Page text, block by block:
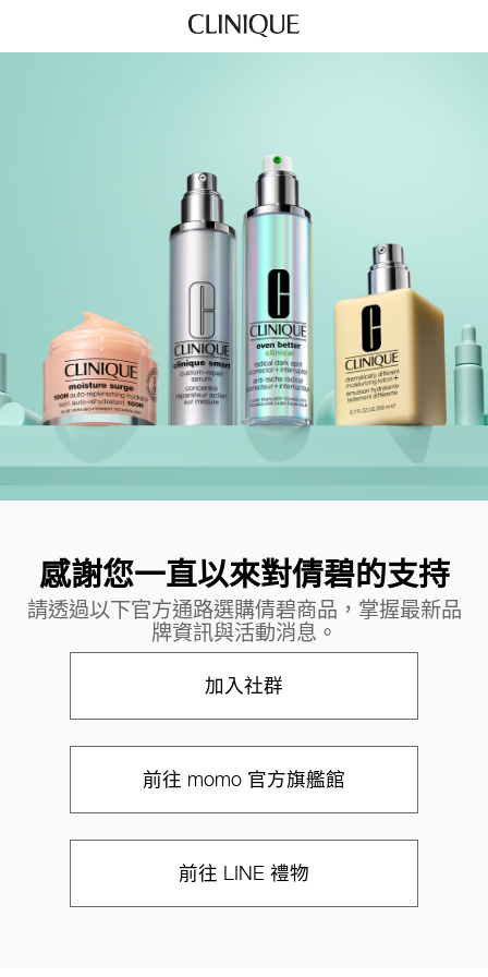
感謝您一直以來對倩碧的支持
請透過以下官方通路選購倩碧商品，掌握最新品
牌資訊與活動消息。
加入社群
前往 momo 官方旗艦館
前往 LINE 禮物